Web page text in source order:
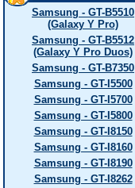
Samsung - GT-B5510
(Galaxy Y Pro)
Samsung - GT-B5512
(Galaxy Y Pro Duos)
Samsung - GT-B7350
Samsung - GT-I5500
Samsung - GT-I5700
Samsung - GT-I5800
Samsung - GT-I8150
Samsung - GT-I8160
Samsung - GT-I8190
Samsung - GT-I8262